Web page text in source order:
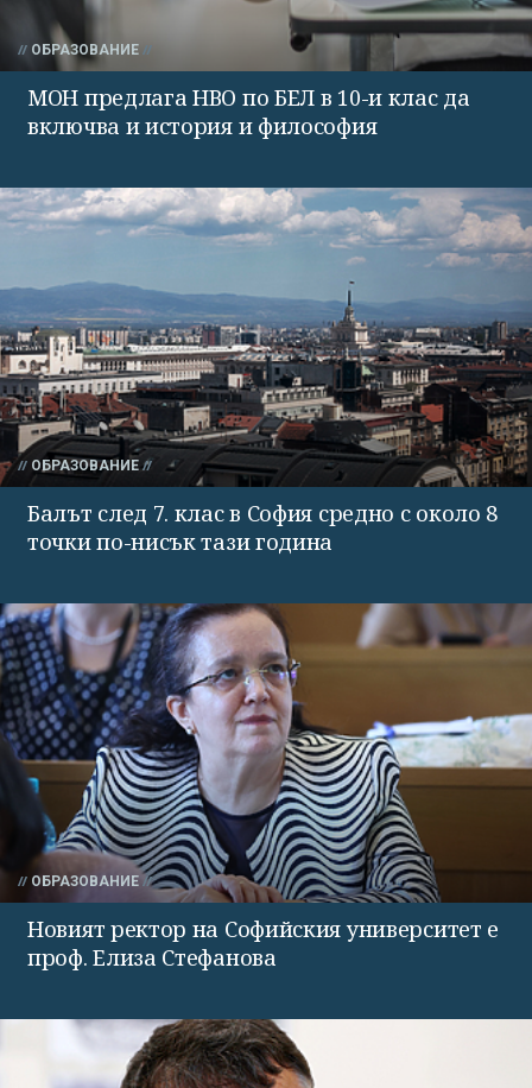
ОБРАЗОВАНИЕ
МОН предлага НВО по БЕЛ в 10-и клас да
включва и история и философия
ОБРАЗОВАНИЕ
Балът след 7. клас в София средно с около 8
точки по-нисък тази година
ОБРАЗОВАНИЕ
Новият ректор на Софийския университет е
проф. Елиза Стефанова